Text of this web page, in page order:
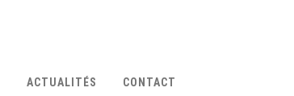
ACTUALITÉS CONTACT